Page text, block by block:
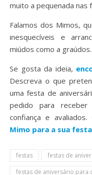
muito a pequenada nas
Falamos dos Mimos,
inesquecíveis e
miúdos como a graúdos.
Se gosta da ideia,
Descreva o que
uma festa de
pedido para
confiança e avaliados.
Mimo para a sua
festas
festas de
festas de aniversário para